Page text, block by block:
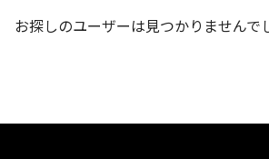
お探しのユーザーは見つかりませんで